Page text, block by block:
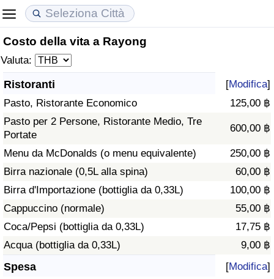
Costo della vita a Rayong
Valuta:
Ristoranti [Modifica]
Pasto, Ristorante Economico
125,00 ฿
Pasto per 2 Persone, Ristorante Medio, Tre
Portate
600,00 ฿
Menu da McDonalds (o menu equivalente)
250,00 ฿
Birra nazionale (0,5L alla spina)
60,00 ฿
Birra d'Importazione (bottiglia da 0,33L)
100,00 ฿
Cappuccino (normale)
55,00 ฿
Coca/Pepsi (bottiglia da 0,33L)
17,75 ฿
Acqua (bottiglia da 0,33L)
9,00 ฿
Spesa [Modifica]
Costo della vita
Indice Del Costo Della Vita (corrente)
Indice Del Costo Della Vita
Indice del Costo della Vita per Nazione
ad Aqaba
Prezzi degli immobili
Indice del Prezzo delle Case (Corrente)
Indice del Prezzo delle Case
Indice del Prezzo delle Case per Nazione
Qualità della Vita
Indice della Qualità della Vita
Indice della Qualità della Vita (Corrente)
Indice della qualità della vita per Paese
Criminalità
Indice del Tasso di Criminalità (Corrente)
Indice della Criminalità
Indice di criminalità per paese